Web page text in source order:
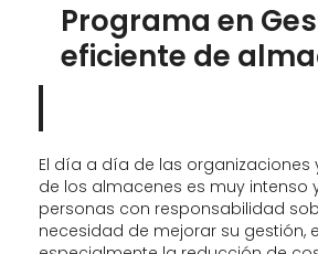
Programa en
eficiente de
El día a día de las organizaciones
de los almacenes es muy intenso
personas con responsabilidad
necesidad de mejorar su gestión,